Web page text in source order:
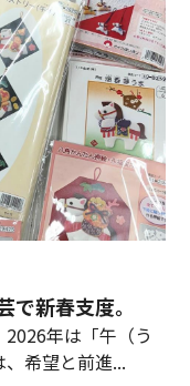
で新春支度。
年は「午（う
希望と前進...